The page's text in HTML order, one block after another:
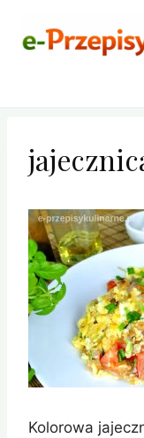
Kolorowa